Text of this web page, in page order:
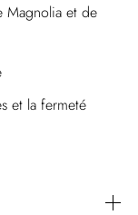
Magnolia et de
et la fermeté